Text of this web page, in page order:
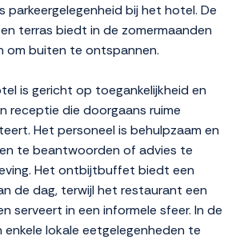
parkeergelegenheid bij het hotel. De
terras biedt in de zomermaanden
om buiten te ontspannen.
is gericht op toegankelijkheid en
receptie die doorgaans ruime
Het personeel is behulpzaam en
te beantwoorden of advies te
Het ontbijtbuffet biedt een
de dag, terwijl het restaurant een
serveert in een informele sfeer. In de
enkele lokale eetgelegenheden te